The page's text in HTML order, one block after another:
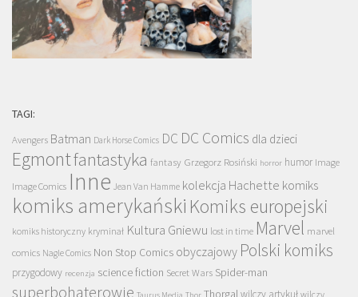
TAGI:
Avengers Batman Dark Horse Comics DC DC Comics dla dzieci
Egmontfantastyka fantasy Grzegorz Rosiński horror humor Image
Image Comics Inne Jean Van Hamme kolekcja Hachette komiks
komiks amerykański Komiks europejski
komiks historyczny kryminał Kultura Gniewu lost in time Marvel marvel
comics Nagle Comics Non Stop Comics obyczajowy Polski komiks
przygodowy recenzja science fiction Secret Wars Spider-man
superbohaterowie Thorgal